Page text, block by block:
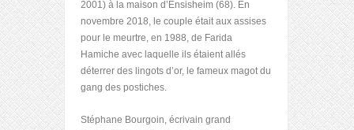
2001) à la maison d’Ensisheim (68). En
novembre 2018, le couple était aux assises
pour le meurtre, en 1988, de Farida
Hamiche avec laquelle ils étaient allés
déterrer des lingots d’or, le fameux magot du
gang des postiches.
Stéphane Bourgoin, écrivain grand